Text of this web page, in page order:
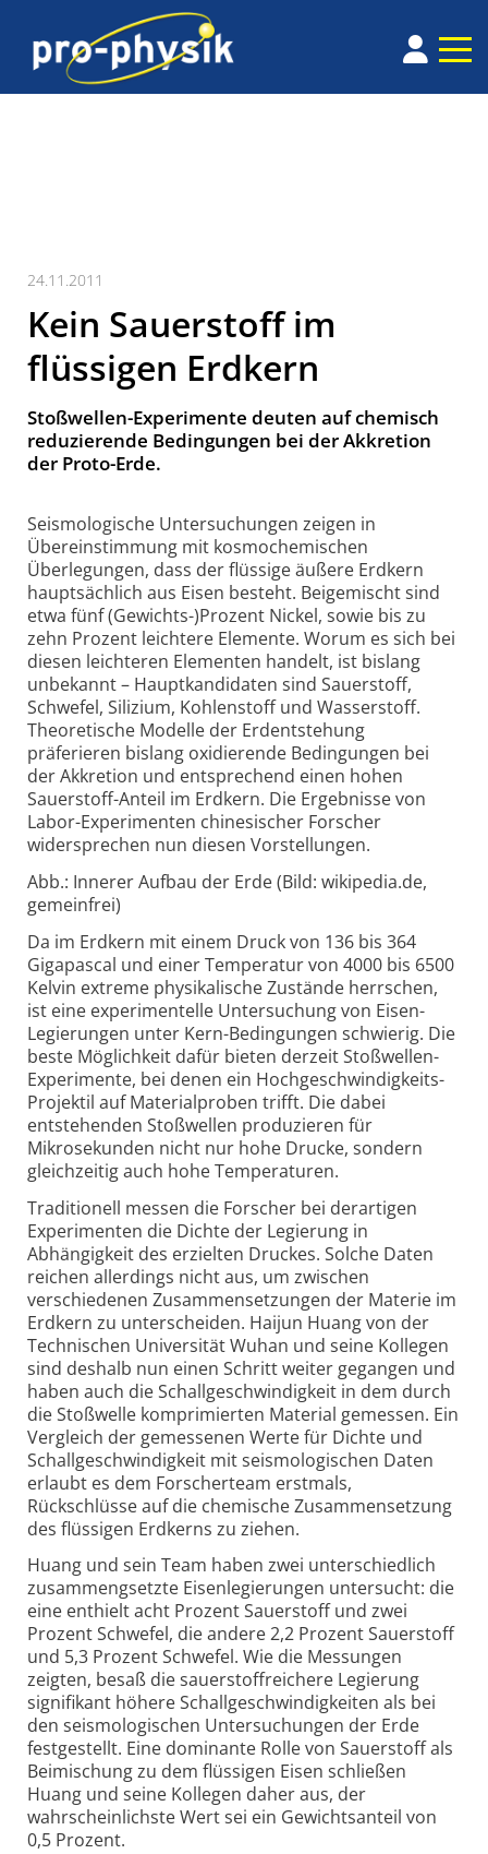
24.11.2011
Kein Sauerstoff im
flüssigen Erdkern
Stoßwellen-Experimente deuten auf chemisch
reduzierende Bedingungen bei der Akkretion
der Proto-Erde.
Seismologische Untersuchungen zeigen in
Übereinstimmung mit kosmochemischen
Überlegungen, dass der flüssige äußere Erdkern
hauptsächlich aus Eisen besteht. Beigemischt sind
etwa fünf (Gewichts-)Prozent Nickel, sowie bis zu
zehn Prozent leichtere Elemente. Worum es sich bei
diesen leichteren Elementen handelt, ist bislang
unbekannt – Hauptkandidaten sind Sauerstoff,
Schwefel, Silizium, Kohlenstoff und Wasserstoff.
Theoretische Modelle der Erdentstehung
präferieren bislang oxidierende Bedingungen bei
der Akkretion und entsprechend einen hohen
Sauerstoff-Anteil im Erdkern. Die Ergebnisse von
Labor-Experimenten chinesischer Forscher
widersprechen nun diesen Vorstellungen.
Abb.: Innerer Aufbau der Erde (Bild: wikipedia.de,
gemeinfrei)
Da im Erdkern mit einem Druck von 136 bis 364
Gigapascal und einer Temperatur von 4000 bis 6500
Kelvin extreme physikalische Zustände herrschen,
ist eine experimentelle Untersuchung von Eisen-
Legierungen unter Kern-Bedingungen schwierig. Die
beste Möglichkeit dafür bieten derzeit Stoßwellen-
Experimente, bei denen ein Hochgeschwindigkeits-
Projektil auf Materialproben trifft. Die dabei
entstehenden Stoßwellen produzieren für
Mikrosekunden nicht nur hohe Drucke, sondern
gleichzeitig auch hohe Temperaturen.
Traditionell messen die Forscher bei derartigen
Experimenten die Dichte der Legierung in
Abhängigkeit des erzielten Druckes. Solche Daten
reichen allerdings nicht aus, um zwischen
verschiedenen Zusammensetzungen der Materie im
Erdkern zu unterscheiden. Haijun Huang von der
Technischen Universität Wuhan und seine Kollegen
sind deshalb nun einen Schritt weiter gegangen und
haben auch die Schallgeschwindigkeit in dem durch
die Stoßwelle komprimierten Material gemessen. Ein
Vergleich der gemessenen Werte für Dichte und
Schallgeschwindigkeit mit seismologischen Daten
erlaubt es dem Forscherteam erstmals,
Rückschlüsse auf die chemische Zusammensetzung
des flüssigen Erdkerns zu ziehen.
Huang und sein Team haben zwei unterschiedlich
zusammengsetzte Eisenlegierungen untersucht: die
eine enthielt acht Prozent Sauerstoff und zwei
Prozent Schwefel, die andere 2,2 Prozent Sauerstoff
und 5,3 Prozent Schwefel. Wie die Messungen
zeigten, besaß die sauerstoffreichere Legierung
signifikant höhere Schallgeschwindigkeiten als bei
den seismologischen Untersuchungen der Erde
festgestellt. Eine dominante Rolle von Sauerstoff als
Beimischung zu dem flüssigen Eisen schließen
Huang und seine Kollegen daher aus, der
wahrscheinlichste Wert sei ein Gewichtsanteil von
0,5 Prozent.